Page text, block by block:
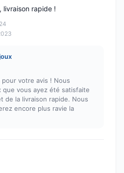
livraison rapide !
votre avis ! Nous
que vous ayez été satisfaite
de la livraison rapide. Nous
encore plus ravie la